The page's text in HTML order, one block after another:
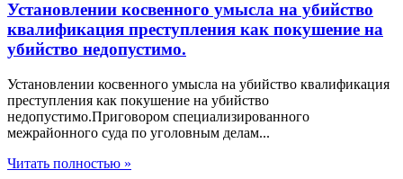
Установлении косвенного умысла на убийство
квалификация преступления как покушение на
убийство недопустимо.
Установлении косвенного умысла на убийство квалификация
преступления как покушение на убийство
недопустимо.Приговором специализированного
межрайонного суда по уголовным делам...
Читать полностью »